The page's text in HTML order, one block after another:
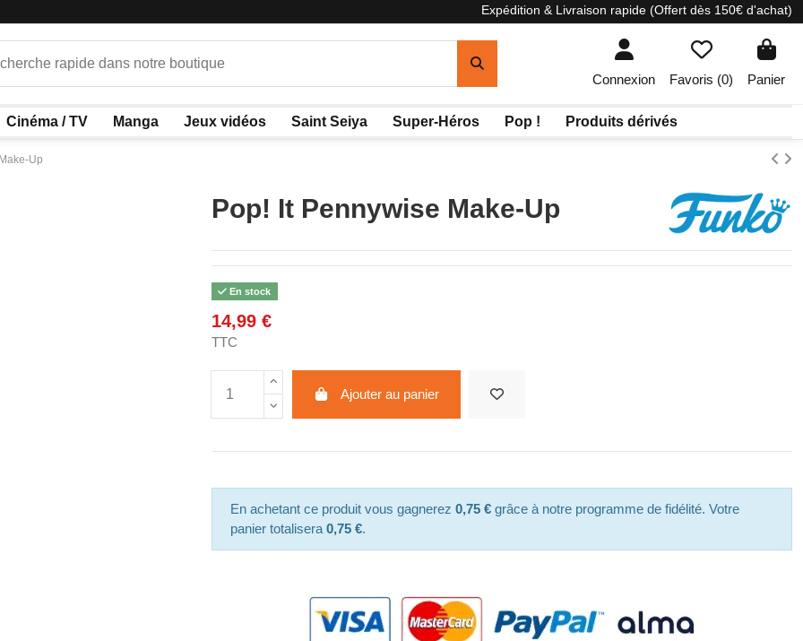
Expédition & Livraison rapide (Offert dès 150€ d'achat)
Connexion Favoris (0) Panier
Cinéma / TV Manga Jeux vidéos Saint Seiya Super-Héros Pop ! Produits dérivés
Up
Pop! It Pennywise Make-Up
En stock
14,99 €
TTC
Ajouter au panier
En achetant ce produit vous gagnerez 0,75 € grâce à notre programme de fidélité. Votre
panier totalisera 0,75 €.